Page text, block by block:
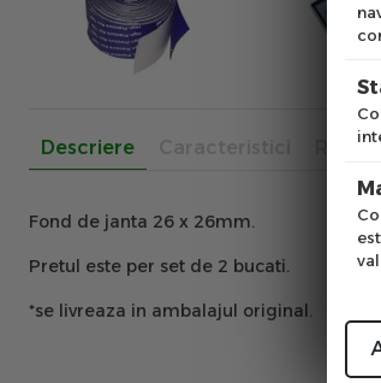
Descriere
Fond de janta 26 x 26mm.
Pretul este per set de 2 bucati.
*se livreaza in ambalajul original.